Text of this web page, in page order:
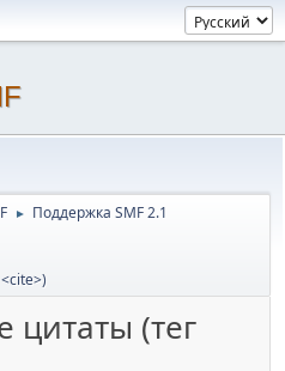
► Поддержка SMF 2.1
(тег